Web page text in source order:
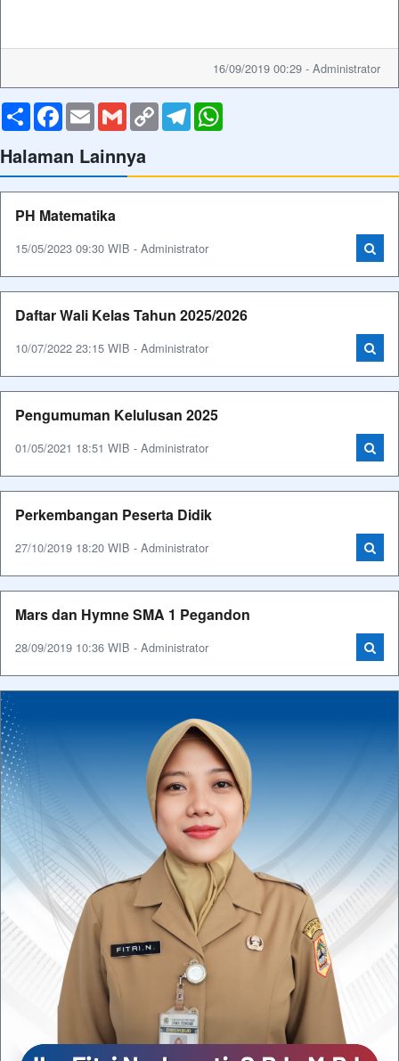
16/09/2019 00:29 - Administrator
ShareFacebook
EmailGmailCopy
Link
Telegram
Halaman Lainnya
PH Matematika
15/05/2023 09:30 WIB - Administrator
Daftar Wali Kelas Tahun 2025/2026
10/07/2022 23:15 WIB - Administrator
Pengumuman Kelulusan 2025
01/05/2021 18:51 WIB - Administrator
Perkembangan Peserta Didik
27/10/2019 18:20 WIB - Administrator
Mars dan Hymne SMA 1 Pegandon
28/09/2019 10:36 WIB - Administrator